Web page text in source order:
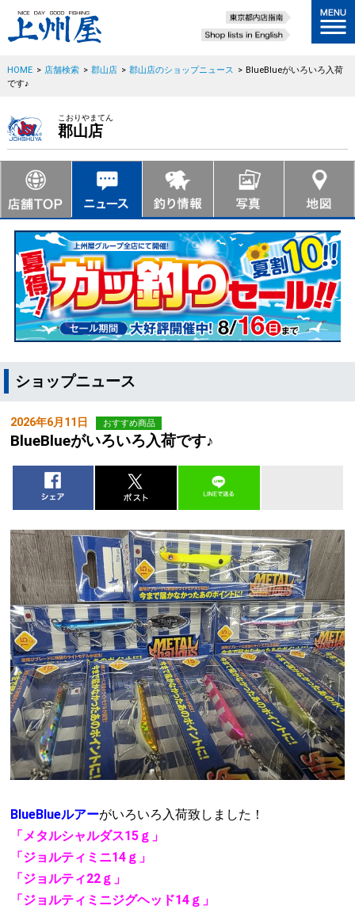
HOME > 店舗検索 > 郡山店 > 郡山店のショップニュース > BlueBlueがいろいろ入荷
です♪
こおりやまてん
郡山店
ショップニュース
2026年6月11日 おすすめ商品
BlueBlueがいろいろ入荷です♪
BlueBlueルアーがいろいろ入荷致しました！
「メタルシャルダス15ｇ」
「ジョルティミニ14ｇ」
「ジョルティ22ｇ」
「ジョルティミニジグヘッド14ｇ」